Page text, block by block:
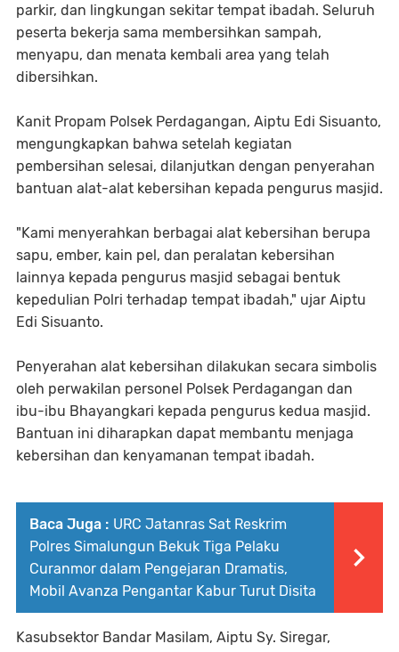
parkir, dan lingkungan sekitar tempat ibadah. Seluruh
peserta bekerja sama membersihkan sampah,
menyapu, dan menata kembali area yang telah
dibersihkan.
Kanit Propam Polsek Perdagangan, Aiptu Edi Sisuanto,
mengungkapkan bahwa setelah kegiatan
pembersihan selesai, dilanjutkan dengan penyerahan
bantuan alat-alat kebersihan kepada pengurus masjid.
"Kami menyerahkan berbagai alat kebersihan berupa
sapu, ember, kain pel, dan peralatan kebersihan
lainnya kepada pengurus masjid sebagai bentuk
kepedulian Polri terhadap tempat ibadah," ujar Aiptu
Edi Sisuanto.
Penyerahan alat kebersihan dilakukan secara simbolis
oleh perwakilan personel Polsek Perdagangan dan
ibu-ibu Bhayangkari kepada pengurus kedua masjid.
Bantuan ini diharapkan dapat membantu menjaga
kebersihan dan kenyamanan tempat ibadah.
Baca Juga : URC Jatanras Sat Reskrim
Polres Simalungun Bekuk Tiga Pelaku
Curanmor dalam Pengejaran Dramatis,
Mobil Avanza Pengantar Kabur Turut Disita
Kasubsektor Bandar Masilam, Aiptu Sy. Siregar,